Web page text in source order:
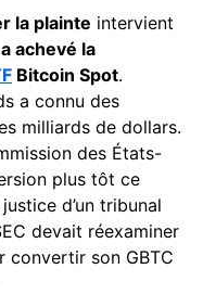
la plainte intervient
achevé la
Bitcoin Spot.
a connu des
milliards de dollars.
des États-
plus tôt ce
d’un tribunal
devait réexaminer
convertir son GBTC